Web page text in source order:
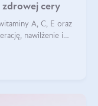
zdrowej cery
A, C, E oraz
nawilżenie i